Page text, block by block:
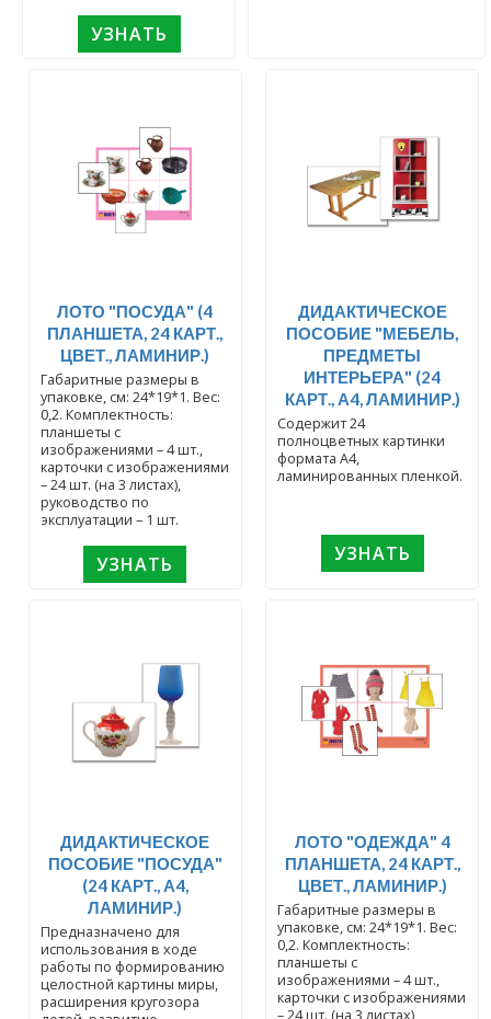
УЗНАТЬ
ЛОТО "ПОСУДА" (4
ПЛАНШЕТА, 24 КАРТ.,
ЦВЕТ., ЛАМИНИР.)
Габаритные размеры в
упаковке, см: 24*19*1. Вес:
0,2. Комплектность:
планшеты с
изображениями – 4 шт.,
карточки с изображениями
– 24 шт. (на 3 листах),
руководство по
эксплуатации – 1 шт.
УЗНАТЬ
ДИДАКТИЧЕСКОЕ
ПОСОБИЕ "МЕБЕЛЬ,
ПРЕДМЕТЫ
ИНТЕРЬЕРА" (24
КАРТ., А4, ЛАМИНИР.)
Содержит 24
полноцветных картинки
формата А4,
ламинированных пленкой.
УЗНАТЬ
ДИДАКТИЧЕСКОЕ
ПОСОБИЕ "ПОСУДА"
(24 КАРТ., А4,
ЛАМИНИР.)
Предназначено для
использования в ходе
работы по формированию
целостной картины миры,
расширения кругозора
ЛОТО "ОДЕЖДА" 4
ПЛАНШЕТА, 24 КАРТ.,
ЦВЕТ., ЛАМИНИР.)
Габаритные размеры в
упаковке, см: 24*19*1. Вес:
0,2. Комплектность:
планшеты с
изображениями – 4 шт.,
карточки с изображениями
– 24 шт. (на 3 листах),